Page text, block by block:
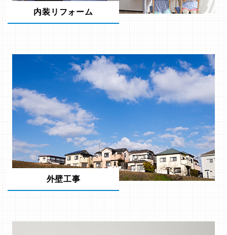
内装リフォーム
外壁工事